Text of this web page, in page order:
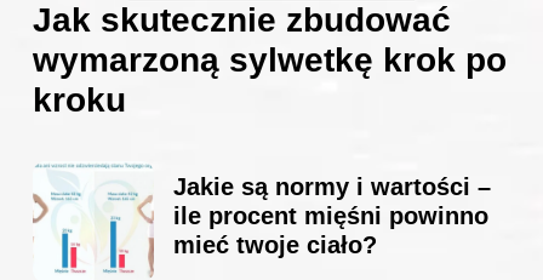
Jak skutecznie zbudować
wymarzoną sylwetkę krok po
kroku
Jakie są normy i wartości –
ile procent mięśni powinno
mieć twoje ciało?